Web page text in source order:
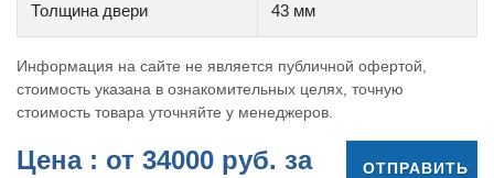
Толщина двери 43 мм
Информация на сайте не является публичной офертой,
стоимость указана в ознакомительных целях, точную
стоимость товара уточняйте у менеджеров.
Цена : от 34000 руб. за
ОТПРАВИТЬ